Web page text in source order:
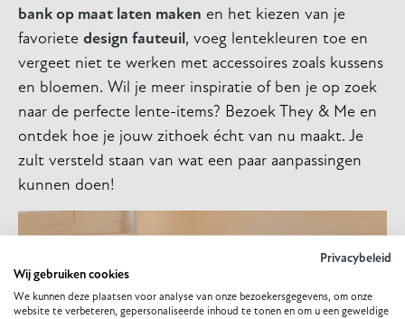
bank op maat laten maken en het kiezen van je
favoriete design fauteuil, voeg lentekleuren toe en
vergeet niet te werken met accessoires zoals kussens
en bloemen. Wil je meer inspiratie of ben je op zoek
naar de perfecte lente-items? Bezoek They & Me en
ontdek hoe je jouw zithoek écht van nu maakt. Je
zult versteld staan van wat een paar aanpassingen
kunnen doen!
Privacybeleid
Wij gebruiken cookies
We kunnen deze plaatsen voor analyse van onze bezoekersgegevens, om onze
website te verbeteren, gepersonaliseerde inhoud te tonen en om u een geweldige